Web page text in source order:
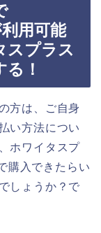
用可能
スプラス
！
方は、ご自身
い方法につい
ホワイタスプ
購入できたらい
しょうか？で